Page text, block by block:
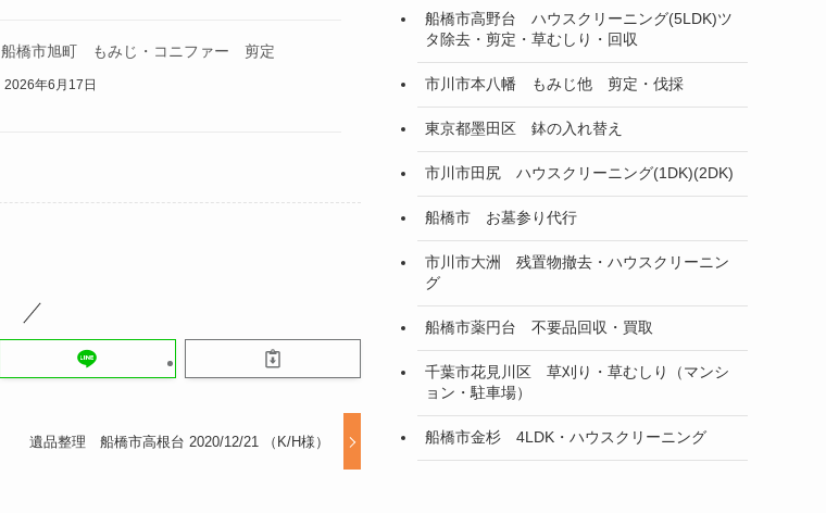
船橋市旭町 もみじ・コニファー 剪定
2026年6月17日
遺品整理 船橋市高根台 2020/12/21 （K/H様）
船橋市高野台 ハウスクリーニング(5LDK)ツ
タ除去・剪定・草むしり・回収
市川市本八幡 もみじ他 剪定・伐採
東京都墨田区 鉢の入れ替え
市川市田尻 ハウスクリーニング(1DK)(2DK)
船橋市 お墓参り代行
市川市大洲 残置物撤去・ハウスクリーニン
グ
船橋市薬円台 不要品回収・買取
千葉市花見川区 草刈り・草むしり（マンシ
ョン・駐車場）
船橋市金杉 4LDK・ハウスクリーニング